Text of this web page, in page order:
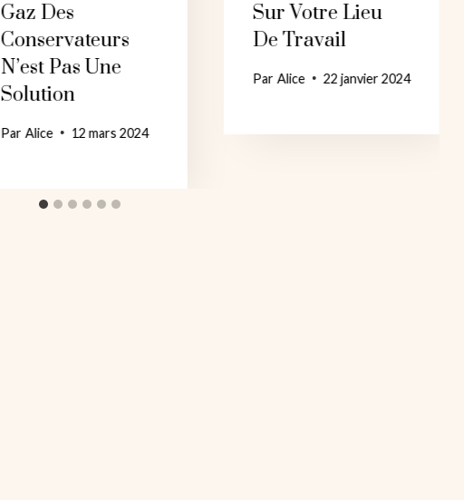
Gaz Des
Conservateurs
N’est Pas Une
Solution
ParAlice 12 mars 2024
Sur Votre Lieu
De Travail
ParAlice 22 janvier 2024